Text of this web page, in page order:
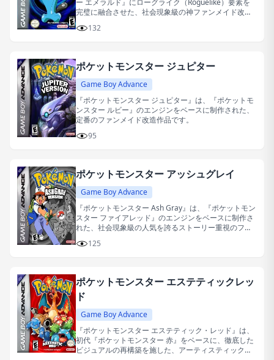
ー エメラルド』にローグライク（Roguelike）要素を
完璧に融合させた、社会現象級の神ファンメイド改造
132
ポケットモンスター ジュピター
Game Boy Advance
『ポケットモンスター ジュピター』は、『ポケットモ
ンスター ルビー』のエンジンをベースに制作された、
定番のファンメイド改造作品です。
95
ポケットモンスター アッシュグレイ
Game Boy Advance
『ポケットモンスター Ash Gray』は、『ポケットモン
スター ファイアレッド』のエンジンをベースに制作さ
れた、社会現象級の人気を誇るストーリー重視のファ
125
ポケットモンスター エステティックレッ
ド
Game Boy Advance
『ポケットモンスター エステティック・レッド』は、
初代『ポケットモンスター 赤』をベースに、徹底した
ビジュアルの再構築を施した、アーティスティックで